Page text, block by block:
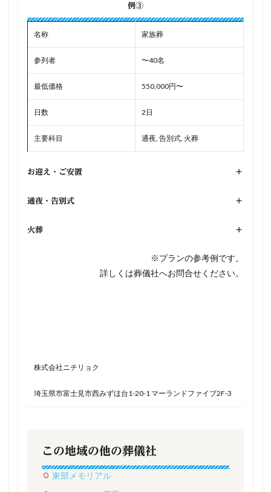
例③
名称 家族葬
参列者 〜40名
最低価格 550,000円〜
日数 2日
主要科目 通夜, 告別式, 火葬
お迎え・ご安置 +
通夜・告別式 +
火葬 +
※プランの参考例です。
詳しくは葬儀社へお問合せください。
株式会社ニチリョク
埼玉県市富士見市西みずほ台1-20-1 マーランドファイブ2F-3
この地域の他の葬儀社
東部メモリアル